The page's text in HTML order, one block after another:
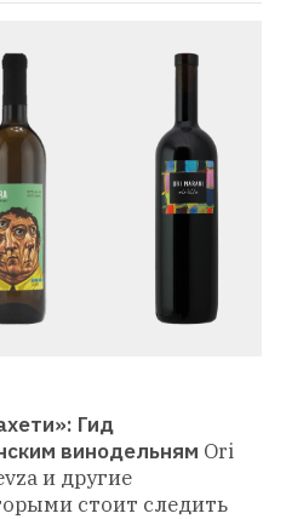
Гид
винодельням Ori
и другие
стоит следить